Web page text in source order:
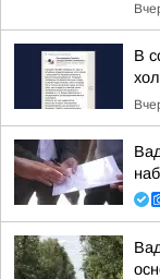
В